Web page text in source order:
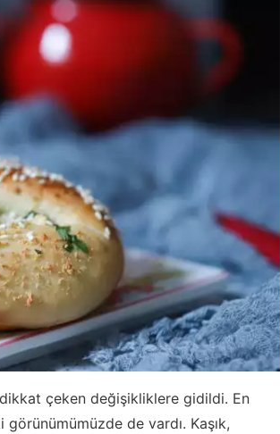
dikkat çeken değişikliklere gidildi. En
de vardı. Kaşık,